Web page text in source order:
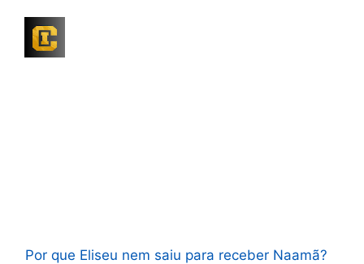
Por que Eliseu nem saiu para receber Naamã?